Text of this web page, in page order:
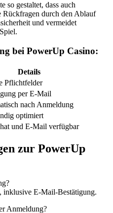
so gestaltet, dass auch
Rückfragen durch den Ablauf
und vermeidet
bei PowerUp Casino:
Details
Pflichtfelder
per E-Mail
nach Anmeldung
optimiert
und E-Mail verfügbar
zur PowerUp
inklusive E-Mail-Bestätigung.
Anmeldung?